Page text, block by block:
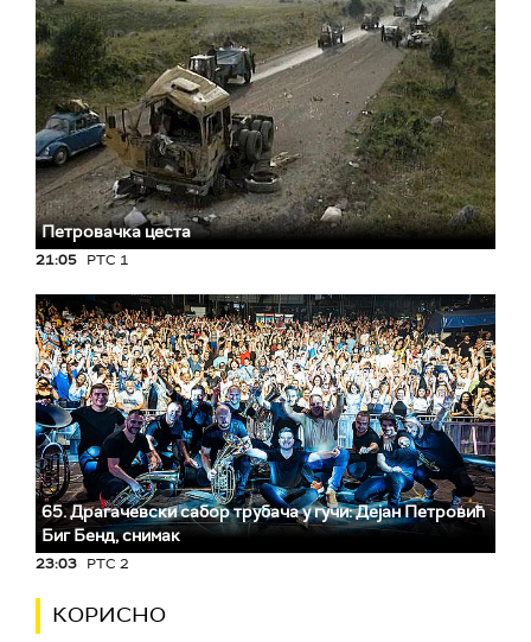
Петровачка цеста
21:05 РТС 1
65. Драгачевски сабор трубача у гучи: Дејан Петровић
Биг Бeнд, снимак
23:03 РТС 2
КОРИСНО